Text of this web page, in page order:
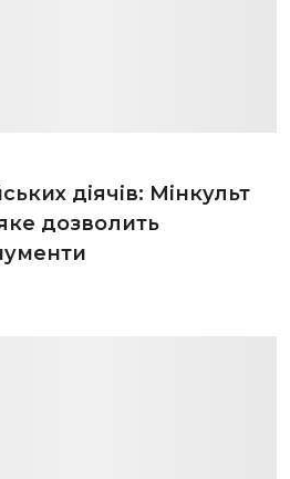
діячів: Мінкульт
дозволить